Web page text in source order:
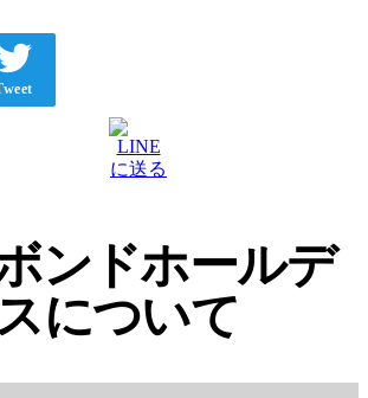
ンドホールデ
について